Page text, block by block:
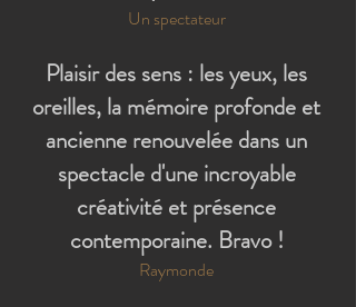
Un spectateur
Plaisir des sens : les yeux, les
oreilles, la mémoire profonde et
ancienne renouvelée dans un
spectacle d'une incroyable
créativité et présence
contemporaine. Bravo !
Raymonde